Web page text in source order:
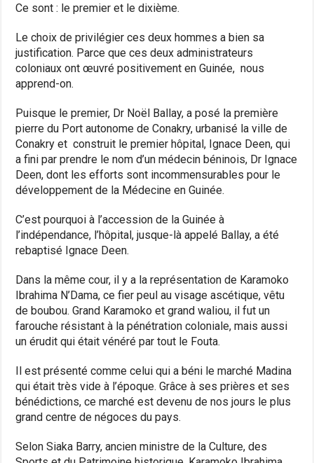
Ce sont : le premier et le dixième.
Le choix de privilégier ces deux hommes a bien sa
justification. Parce que ces deux administrateurs
coloniaux ont œuvré positivement en Guinée, nous
apprend-on.
Puisque le premier, Dr Noël Ballay, a posé la première
pierre du Port autonome de Conakry, urbanisé la ville de
Conakry et construit le premier hôpital, Ignace Deen, qui
a fini par prendre le nom d’un médecin béninois, Dr Ignace
Deen, dont les efforts sont incommensurables pour le
développement de la Médecine en Guinée.
C’est pourquoi à l’accession de la Guinée à
l’indépendance, l’hôpital, jusque-là appelé Ballay, a été
rebaptisé Ignace Deen.
Dans la même cour, il y a la représentation de Karamoko
Ibrahima N’Dama, ce fier peul au visage ascétique, vêtu
de boubou. Grand Karamoko et grand waliou, il fut un
farouche résistant à la pénétration coloniale, mais aussi
un érudit qui était vénéré par tout le Fouta.
Il est présenté comme celui qui a béni le marché Madina
qui était très vide à l’époque. Grâce à ses prières et ses
bénédictions, ce marché est devenu de nos jours le plus
grand centre de négoces du pays.
Selon Siaka Barry, ancien ministre de la Culture, des